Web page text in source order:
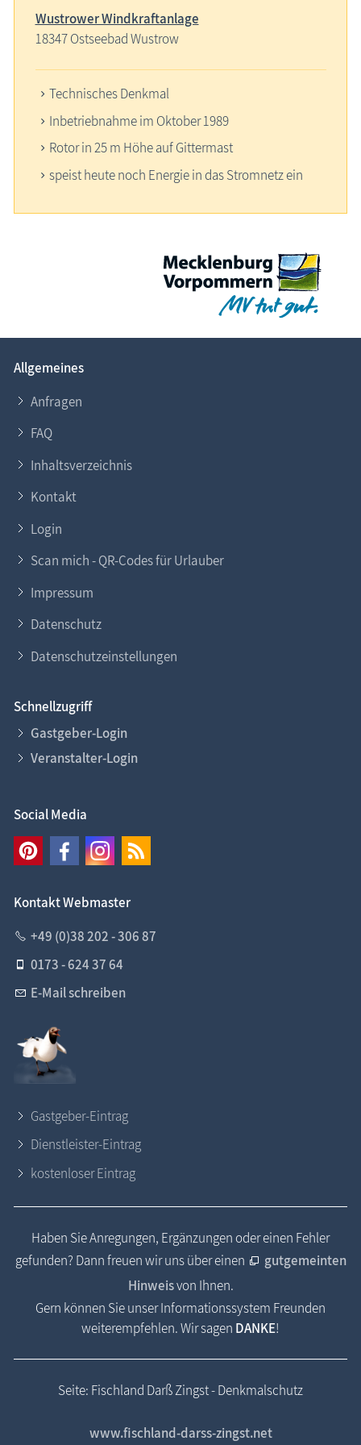
Wustrower Windkraftanlage
18347 Ostseebad Wustrow
Technisches Denkmal
Inbetriebnahme im Oktober 1989
Rotor in 25 m Höhe auf Gittermast
speist heute noch Energie in das Stromnetz ein
Allgemeines
Anfragen
FAQ
Inhaltsverzeichnis
Kontakt
Login
Scan mich - QR-Codes für Urlauber
Impressum
Datenschutz
Datenschutzeinstellungen
Schnellzugriff
Gastgeber-Login
Veranstalter-Login
Social Media
Kontakt Webmaster
+49 (0)38 202 - 306 87
0173 - 624 37 64
E-Mail schreiben
Gastgeber-Eintrag
Dienstleister-Eintrag
kostenloser Eintrag
Haben Sie Anregungen, Ergänzungen oder einen Fehler
gefunden? Dann freuen wir uns über einen
gutgemeinten
Hinweisvon Ihnen.
Gern können Sie unser Informationssystem Freunden
weiterempfehlen. Wir sagen DANKE!
Seite: Fischland Darß Zingst - Denkmalschutz
www.fischland-darss-zingst.net